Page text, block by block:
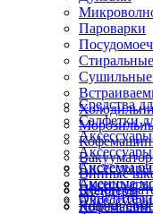
Пароварки
Винные
Ящики
Блендеры
Системы
Сменные
Аксессуары
Средства
Салфетки